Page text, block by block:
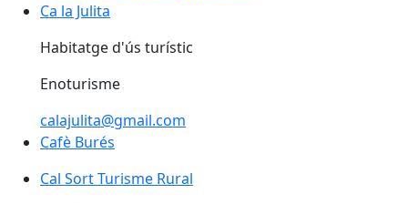
Ca la Julita
Habitatge d'ús turístic
Enoturisme
calajulita@gmail.com
Cafè Burés
Cal Sort Turisme Rural